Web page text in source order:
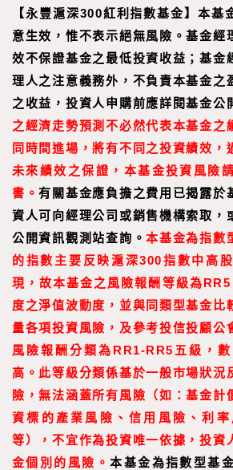
【永豐滬深300紅利指數基金】本基
意生效，惟不表示絕無風險。基金經
效不保證基金之最低投資收益；基金
理人之注意義務外，不負責本基金之
之收益，投資人申購前應詳閱基金公
之經濟走勢預測不必然代表本基金之
同時間進場，將有不同之投資績效，
未來績效之保證，本基金投資風險
書。有關基金應負擔之費用已揭露於
資人可向經理公司或銷售機構索取，
公開資訊觀測站查詢。本基金為指數
的指數主要反映滬深300指數中高
現，故本基金之風險報酬等級為
度之淨值波動度，並與同類型基金比
量各項投資風險，及參考投信投顧公
風險報酬分類為RR1-RR5五級，
高。此等級分類係基於一般市場狀況
險，無法涵蓋所有風險（如：基金計
資標的產業風險、信用風險、利
等），不宜作為投資唯一依據，投資
金個別的風險。本基金為指數型基